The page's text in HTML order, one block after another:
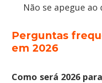
Não se apegue
Perguntas
em 2026
Como será 2026